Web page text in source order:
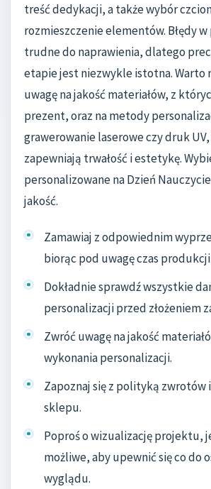
treść dedykacji, a także wybór
rozmieszczenie elementów. Błędy
trudne do naprawienia, dlatego
etapie jest niezwykle istotna. Warto
uwagę na jakość materiałów, z
prezent, oraz na metody
grawerowanie laserowe czy druk
zapewniają trwałość i estetykę.
personalizowane na Dzień
jakość.
Zamawiaj z odpowiednim
biorąc pod uwagę czas
Dokładnie sprawdź wszystkie
personalizacji przed złożeniem
Zwróć uwagę na jakość
wykonania personalizacji.
Zapoznaj się z polityką zwrotów
sklepu.
Poproś o wizualizację projektu,
możliwe, aby upewnić się co do
wyglądu.